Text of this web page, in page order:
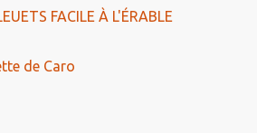
FACILE À L'ÉRABLE
de Caro